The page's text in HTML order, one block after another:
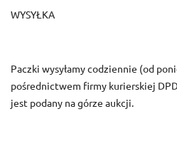
WYSYŁKA
Paczki wysyłamy codziennie (od
pośrednictwem firmy kurierskiej
jest podany na górze aukcji.